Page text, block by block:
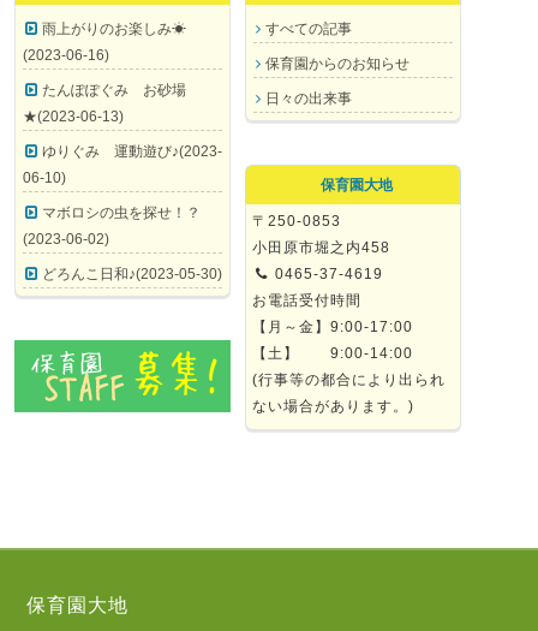
雨上がりのお楽しみ☀
(2023-06-16)
たんぽぽぐみ お砂場
★(2023-06-13)
ゆりぐみ 運動遊び♪(2023-
06-10)
マボロシの虫を探せ！？
(2023-06-02)
どろんこ日和♪(2023-05-30)
すべての記事
保育園からのお知らせ
日々の出来事
保育園大地
〒250-0853
小田原市堀之内458
0465-37-4619
お電話受付時間
【月～金】9:00-17:00
【土】 9:00-14:00
(行事等の都合により出られ
ない場合があります。)
保育園大地